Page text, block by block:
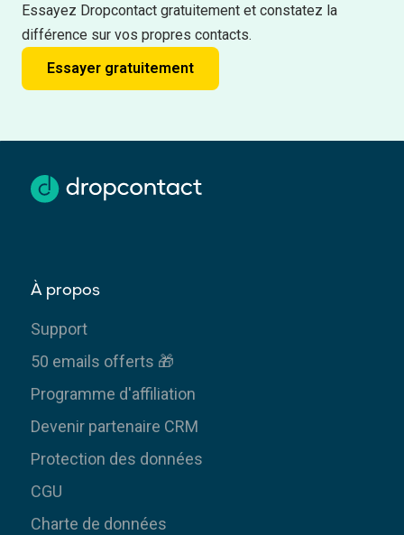
Essayez Dropcontact gratuitement et constatez la
différence sur vos propres contacts.
Essayer gratuitement
À propos
Support
50 emails offerts 🎁
Programme d'affiliation
Devenir partenaire CRM
Protection des données
CGU
Charte de données